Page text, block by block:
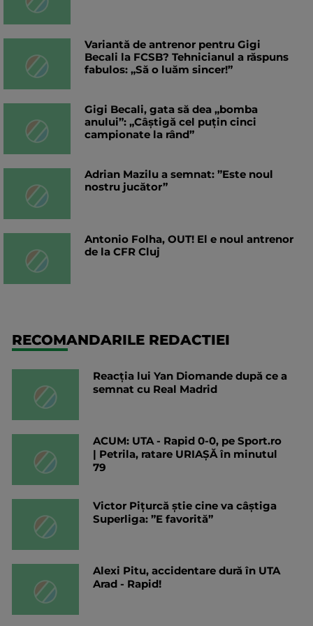
Variantă de antrenor pentru Gigi
Becali la FCSB? Tehnicianul a răspuns
fabulos: „Să o luăm sincer!”
Gigi Becali, gata să dea „bomba
anului”: „Câștigă cel puțin cinci
campionate la rând”
Adrian Mazilu a semnat: ”Este noul
nostru jucător”
Antonio Folha, OUT! El e noul antrenor
de la CFR Cluj
RECOMANDARILE REDACTIEI
Reacția lui Yan Diomande după ce a
semnat cu Real Madrid
ACUM: UTA - Rapid 0-0, pe Sport.ro
| Petrila, ratare URIAȘĂ în minutul
79
Victor Pițurcă știe cine va câștiga
Superliga: ”E favorită”
Alexi Pitu, accidentare dură în UTA
Arad - Rapid!